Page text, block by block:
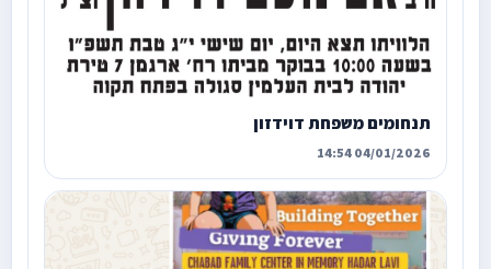
תנחומים משפחת דוידזון
04/01/2026 14:54